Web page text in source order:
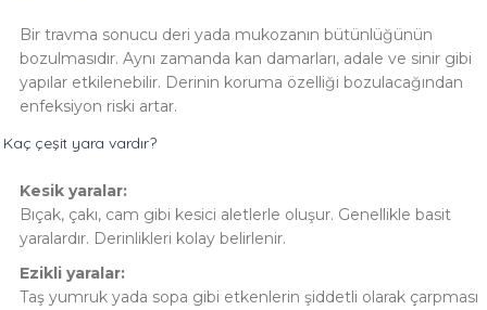
Bir travma sonucu deri yada mukozanın bütünlüğünün
bozulmasıdır. Aynı zamanda kan damarları, adale ve sinir gibi
yapılar etkilenebilir. Derinin koruma özelliği bozulacağından
enfeksiyon riski artar.
Kaç çeşit yara vardır?
Kesik yaralar:
Bıçak, çakı, cam gibi kesici aletlerle oluşur. Genellikle basit
yaralardır. Derinlikleri kolay belirlenir.
Ezikli yaralar:
Taş yumruk yada sopa gibi etkenlerin şiddetli olarak çarpması